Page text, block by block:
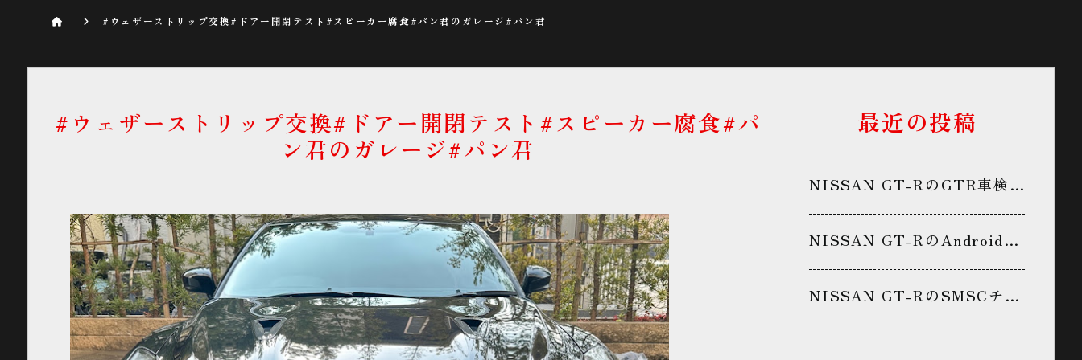
#ウェザーストリップ交換#ドアー開閉テスト#スピーカー腐食#パン君のガレージ#パン君
#ウェザーストリップ交換#ドアー開閉テスト#スピーカー腐食#パ
ン君のガレージ#パン君
最近の投稿
NISSAN GT-RのGTR車検メンテナンス・下回り防錆処置・防錆コーティング・GR6ミッションメンテナンス・パン君に関するカスタム事例
NISSAN GT-RのAndroid・CTEK・中期GT-R・中嶋ワークス・パン君に関するカスタム事例
NISSAN GT-RのSMSCチャレンジクラブ・サーキットデビュー・鈴鹿サーキット・同乗走行・パン君に関するカスタム事例